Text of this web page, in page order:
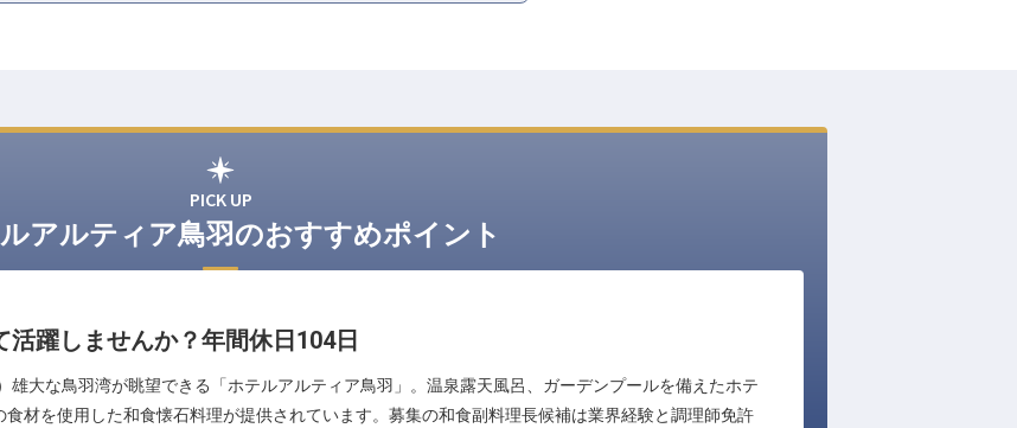
PICK UP
アルティア鳥羽のおすすめポイント
躍しませんか？年間休日104日
雄大な鳥羽湾が眺望できる「ホテルアルティア鳥羽」。温泉露天風呂、ガーデンプールを備えたホテ
材を使用した和食懐石料理が提供されています。募集の和食副料理長候補は業界経験と調理師免許